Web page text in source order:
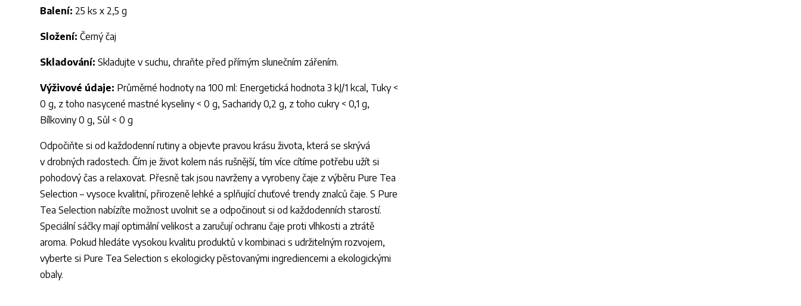
Balení: 25 ks x 2,5 g
Složení:Černý čaj
Skladování:Skladujte v suchu, chraňte před přímým slunečním zářením.
Výživové údaje: Průměrné hodnoty na 100 ml: Energetická hodnota 3 kJ/1 kcal, Tuky <
0 g, z toho nasycené mastné kyseliny < 0 g, Sacharidy 0,2 g, z toho cukry < 0,1 g,
Bílkoviny 0 g, Sůl < 0 g
Odpočiňte si od každodenní rutiny a objevte pravou krásu života, která se skrývá
v drobných radostech. Čím je život kolem nás rušnější, tím více cítíme potřebu užít si
pohodový čas a relaxovat. Přesně tak jsou navrženy a vyrobeny čaje z výběru Pure Tea
Selection – vysoce kvalitní, přirozeně lehké a splňující chuťové trendy znalců čaje. S Pure
Tea Selection nabízíte možnost uvolnit se a odpočinout si od každodenních starostí.
Speciální sáčky mají optimální velikost a zaručují ochranu čaje proti vlhkosti a ztrátě
aroma. Pokud hledáte vysokou kvalitu produktů v kombinaci s udržitelným rozvojem,
vyberte si Pure Tea Selection s ekologicky pěstovanými ingrediencemi a ekologickými
obaly.